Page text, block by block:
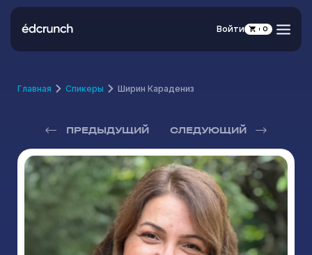
Войти 0
Главная Спикеры Ширин Карадениз
ПРЕДЫДУЩИЙ СЛЕДУЮЩИЙ